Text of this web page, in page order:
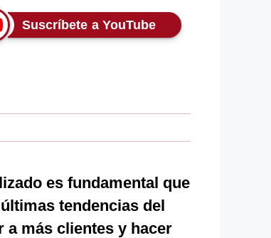
Suscríbete a YouTube
es fundamental que
tendencias del
a más clientes y hacer